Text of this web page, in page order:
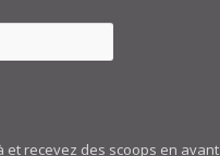
et recevez des scoops en avant